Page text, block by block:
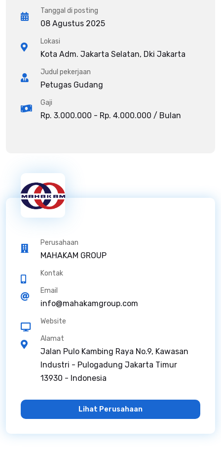
Tanggal di posting
08 Agustus 2025
Lokasi
Kota Adm. Jakarta Selatan, Dki Jakarta
Judul pekerjaan
Petugas Gudang
Gaji
Rp. 3.000.000 - Rp. 4.000.000 / Bulan
Perusahaan
MAHAKAM GROUP
Kontak
Email
info@mahakamgroup.com
Website
Alamat
Jalan Pulo Kambing Raya No.9, Kawasan
Industri - Pulogadung Jakarta Timur
13930 - Indonesia
Lihat Perusahaan